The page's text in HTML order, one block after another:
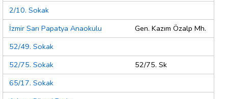
2/10. Sokak
İzmir Sarı Papatya Anaokulu
Gen. Kazım Özalp Mh.
52/49. Sokak
52/75. Sokak
52/75. Sk
65/17. Sokak